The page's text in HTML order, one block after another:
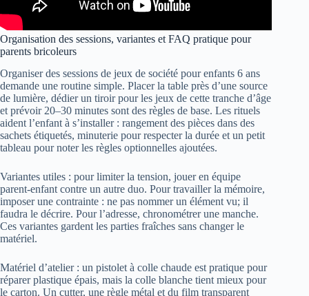
Organisation des sessions, variantes et FAQ pratique pour
parents bricoleurs
Organiser des sessions de jeux de société pour enfants 6 ans
demande une routine simple. Placer la table près d’une source
de lumière, dédier un tiroir pour les jeux de cette tranche d’âge
et prévoir 20–30 minutes sont des règles de base. Les rituels
aident l’enfant à s’installer : rangement des pièces dans des
sachets étiquetés, minuterie pour respecter la durée et un petit
tableau pour noter les règles optionnelles ajoutées.
Variantes utiles : pour limiter la tension, jouer en équipe
parent-enfant contre un autre duo. Pour travailler la mémoire,
imposer une contrainte : ne pas nommer un élément vu; il
faudra le décrire. Pour l’adresse, chronométrer une manche.
Ces variantes gardent les parties fraîches sans changer le
matériel.
Matériel d’atelier : un pistolet à colle chaude est pratique pour
réparer plastique épais, mais la colle blanche tient mieux pour
le carton. Un cutter, une règle métal et du film transparent